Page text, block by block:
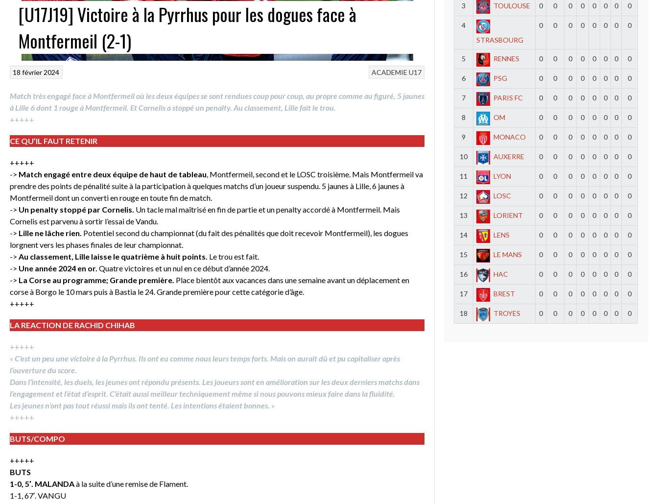
[U17J19] Victoire à la Pyrrhus pour les dogues face à
Montfermeil (2-1)
ACADEMIE U17
18 février 2024
Match très engagé face à Montfermeil où les deux équipes se sont rendues coup pour coup, au propre comme au figuré, 5 jaunes
à Lille 6 dont 1 rouge à Montfermeil. Et Cornelis a stoppé un penalty. Au classement, Lille fait le trou.
+++++
CE QU’IL FAUT RETENIR
+++++
-> Match engagé entre deux équipe de haut de tableau , Montfermeil, second et le LOSC troisième. Mais Montfermeil va
prendre des points de pénalité suite à la participation à quelques matchs d’un joueur suspendu. 5 jaunes à Lille, 6 jaunes à
Montfermeil dont un converti en rouge en toute fin de match.
-> Un penalty stoppé par Cornelis. Un tacle mal maîtrisé en fin de partie et un penalty accordé à Montfermeil. Mais
Cornelis est parvenu à sortir l’essai de Vandu.
-> Lille ne lâche rien. Potentiel second du championnat (du fait des pénalités que doit recevoir Montfermeil), les dogues
lorgnent vers les phases finales de leur championnat.
-> Au classement, Lille laisse le quatrième à huit points. Le trou est fait.
-> Une année 2024 en or. Quatre victoires et un nul en ce début d’année 2024.
-> La Corse au programme; Grande première. Place bientôt aux vacances dans une semaine avant un déplacement en
corse à Borgo le 10 mars puis à Bastia le 24. Grande première pour cette catégorie d’âge.
+++++
LA REACTION DE RACHID CHIHAB
+++++
« C’est un peu une victoire à la Pyrrhus. Ils ont eu comme nous leurs temps forts. Mais on aurait dû et pu capitaliser après
l’ouverture du score.
Dans l’intensité, les duels, les jeunes ont répondu présents. Les joueurs sont en amélioration sur les deux derniers matchs dans
l’engagement et l’état d’esprit. C’était aussi meilleur techniquement même si nous pouvons mieux faire dans la fluidité.
Les jeunes n’ont pas tout réussi mais ils ont tenté. Les intentions étaient bonnes. »
+++++
BUTS/COMPO
+++++
BUTS
1-0, 5′. MALANDAà la suite d’une remise de Flament.
1-1, 67′. VANGU
3 TOULOUSE 0 0 0 0 0 0 0 0
4
STRASBOURG
0 0 0 0 0 0 0 0
5 RENNES 0 0 0 0 0 0 0 0
6 PSG 0 0 0 0 0 0 0 0
7 PARIS FC 0 0 0 0 0 0 0 0
8 OM 0 0 0 0 0 0 0 0
9 MONACO 0 0 0 0 0 0 0 0
10 AUXERRE 0 0 0 0 0 0 0 0
11 LYON 0 0 0 0 0 0 0 0
12 LOSC 0 0 0 0 0 0 0 0
13 LORIENT 0 0 0 0 0 0 0 0
14 LENS 0 0 0 0 0 0 0 0
15 LE MANS 0 0 0 0 0 0 0 0
16 HAC 0 0 0 0 0 0 0 0
17 BREST 0 0 0 0 0 0 0 0
18 TROYES 0 0 0 0 0 0 0 0